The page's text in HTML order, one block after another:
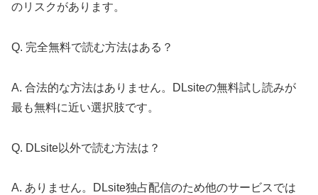
のリスクがあります。
Q. 完全無料で読む方法はある？
A. 合法的な方法はありません。DLsiteの無料試し読みが
最も無料に近い選択肢です。
Q. DLsite以外で読む方法は？
A. ありません。DLsite独占配信のため他のサービスでは